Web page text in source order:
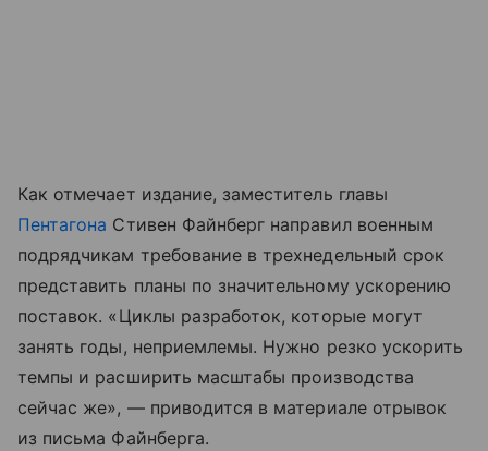
Как отмечает издание, заместитель главы
Пентагона Стивен Файнберг направил военным
подрядчикам требование в трехнедельный срок
представить планы по значительному ускорению
поставок. «Циклы разработок, которые могут
занять годы, неприемлемы. Нужно резко ускорить
темпы и расширить масштабы производства
сейчас же», — приводится в материале отрывок
из письма Файнберга.